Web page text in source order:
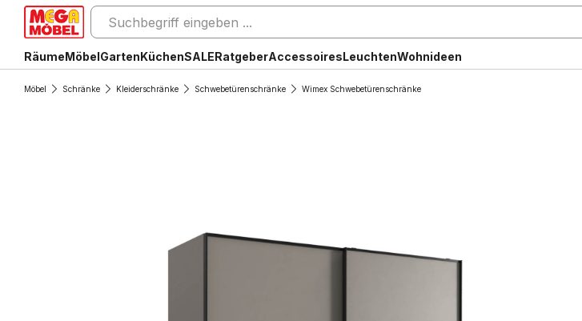
RäumeMöbelGartenKüchenSALERatgeberAccessoiresLeuchtenWohnideen
Möbel Schränke Kleiderschränke Schwebetürenschränke Wimex Schwebetürenschränke